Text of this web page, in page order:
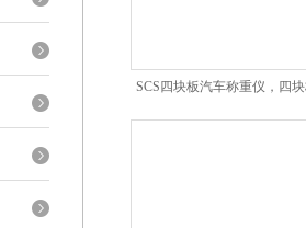
SCS四块板汽车称重仪，四
仪